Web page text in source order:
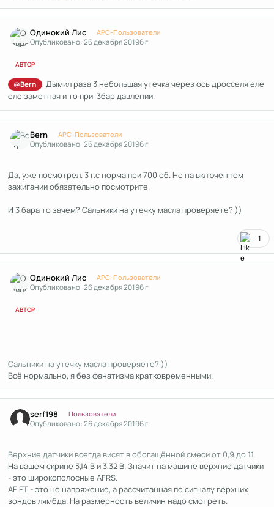
Одинокий Лис APC-Пользователи
Опубликовано:26 декабря 20196 г
АВТОР
@Bern
, Дымил раза 3 небольшая утечка через ось дросселя еле
еле заметная и то при 3бар давлении.
Bern APC-Пользователи
Опубликовано:26 декабря 20196 г
Да, уже посмотрел. 3 г.с норма при 700 об. Но на включенном
зажигании обязательно посмотрите.
И 3 бара то зачем? Сальники на утечку масла проверяете? ))
1
Одинокий Лис APC-Пользователи
Опубликовано:26 декабря 20196 г
АВТОР
Сальники на утечку масла проверяете? ))
Всё нормально, я без фанатизма кратковременными.
serf198 Пользователи
Опубликовано:26 декабря 20196 г
Верхние датчики всегда висят в обогащённой смеси от 0,9 до 1,1.
На вашем скрине 3,14 В и 3,32 В. Значит на машине верхние датчики
- это широкополосные AFRS.
AF FT - это не напряжение, а рассчитанная по сигналу верхних
зондов лямбда. На размерность величин надо смотреть.